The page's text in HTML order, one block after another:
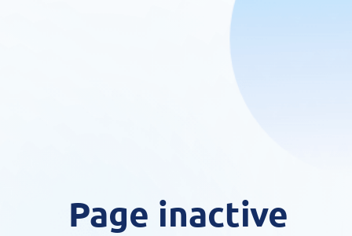
Page inactive